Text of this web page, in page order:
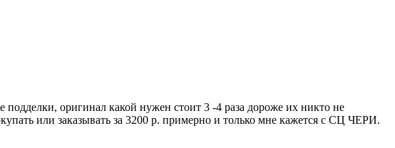
оригинал какой нужен стоит 3 -4 раза дороже их никто не
или заказывать за 3200 р. примерно и только мне кажется с СЦ ЧЕРИ.